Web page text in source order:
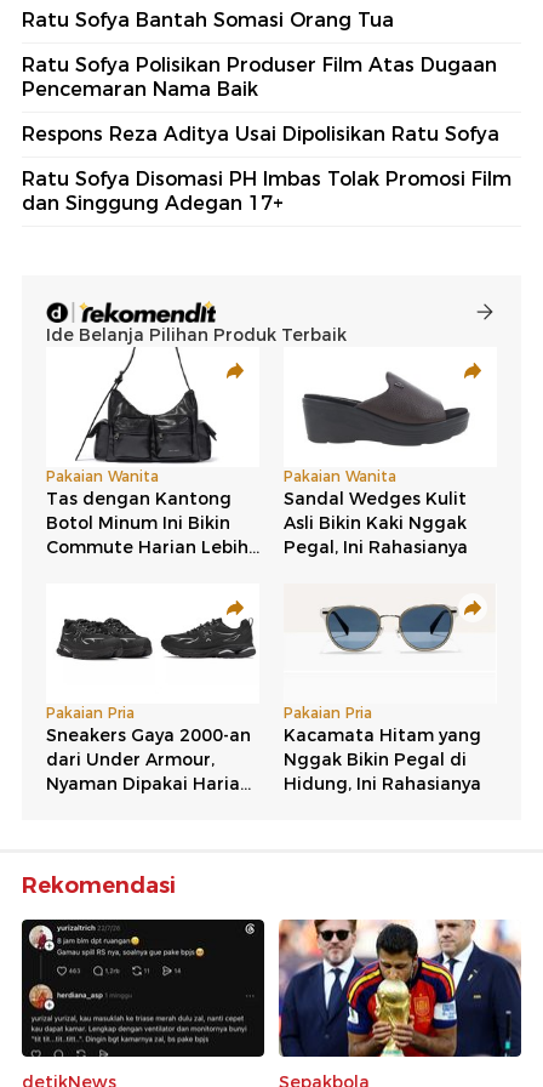
Ratu Sofya Bantah Somasi Orang Tua
Ratu Sofya Polisikan Produser Film Atas Dugaan
Pencemaran Nama Baik
Respons Reza Aditya Usai Dipolisikan Ratu Sofya
Ratu Sofya Disomasi PH Imbas Tolak Promosi Film
dan Singgung Adegan 17+
Rekomendasi
detikNews Sepakbola